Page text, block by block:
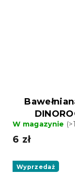
W magazynie
6 zł
Wyprzedaż